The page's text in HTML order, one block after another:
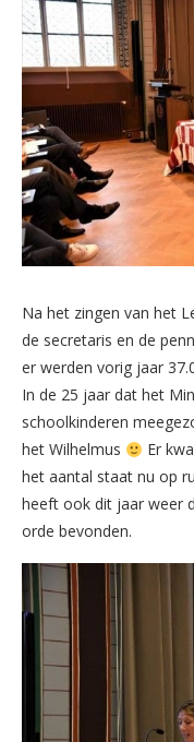
Na het zingen van het
de secretaris en de
er werden vorig jaar
In de 25 jaar dat het
schoolkinderen
het Wilhelmus
Er
het aantal staat nu op
heeft ook dit jaar weer
orde bevonden.